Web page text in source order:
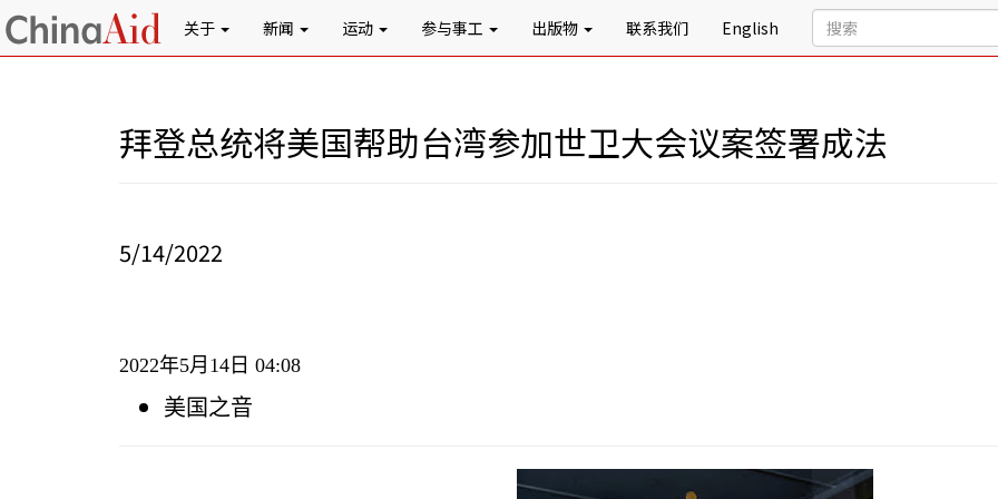
关于 新闻 运动 参与事工 出版物 联系我们 English
拜登总统将美国帮助台湾参加世卫大会议案签署成法
5/14/2022
2022年5月 14 日 04:08
美国之音